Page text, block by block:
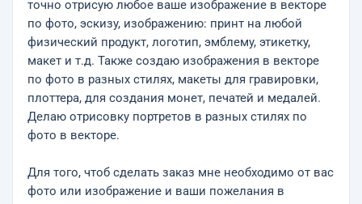
точно отрисую любое ваше изображение в векторе
по фото, эскизу, изображению: принт на любой
физический продукт, логотип, эмблему, этикетку,
макет и т.д. Также создаю изображения в векторе
по фото в разных стилях, макеты для гравировки,
плоттера, для создания монет, печатей и медалей.
Делаю отрисовку портретов в разных стилях по
фото в векторе.
Для того, чтоб сделать заказ мне необходимо от вас
фото или изображение и ваши пожелания в